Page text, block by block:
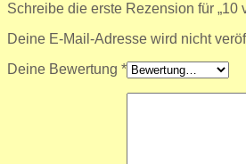
Schreibe die erste Rezension für
Deine E-Mail-Adresse wird nicht
Deine Bewertung *